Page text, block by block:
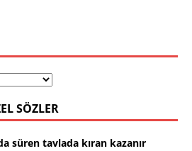
SÖZLER
süren tavlada kıran kazanır